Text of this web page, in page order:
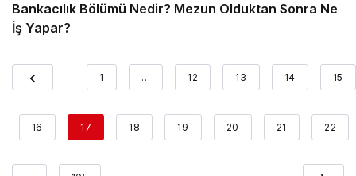
Bankacılık Bölümü Nedir? Mezun Olduktan Sonra Ne
İş Yapar?
1 … 12 13 14 15
16 17 18 19 20 21 22